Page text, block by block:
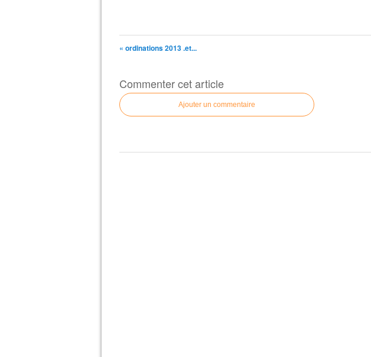
« ordinations 2013 .et...
Commenter cet article
Ajouter un commentaire